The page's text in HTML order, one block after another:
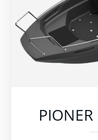
PIONER